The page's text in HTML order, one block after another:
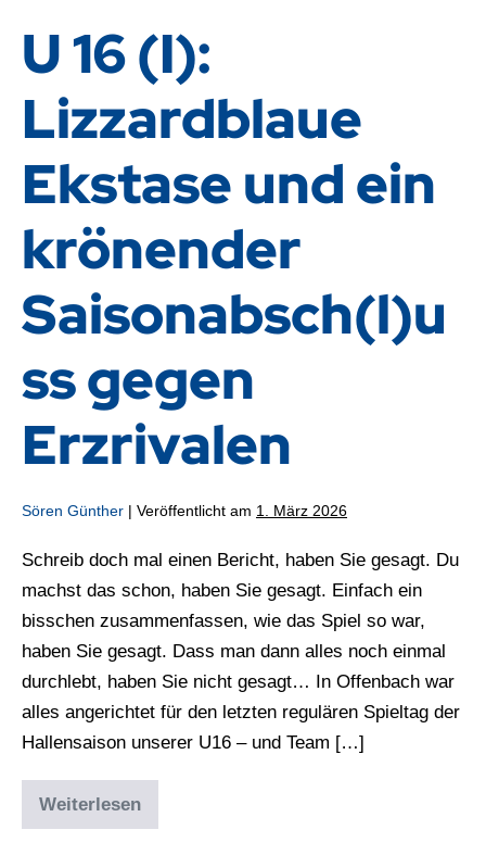
U 16 (I):
Lizzardblaue
Ekstase und ein
krönender
Saisonabsch(l)u
ss gegen
Erzrivalen
Sören Günther | Veröffentlicht am 1. März 2026
Schreib doch mal einen Bericht, haben Sie gesagt. Du
machst das schon, haben Sie gesagt. Einfach ein
bisschen zusammenfassen, wie das Spiel so war,
haben Sie gesagt. Dass man dann alles noch einmal
durchlebt, haben Sie nicht gesagt… In Offenbach war
alles angerichtet für den letzten regulären Spieltag der
Hallensaison unserer U16 – und Team […]
Weiterlesen